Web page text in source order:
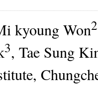
kyoung Won2
3, Tae Sung